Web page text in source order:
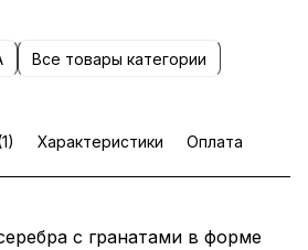
Все товары категории
Характеристики Оплата
с гранатами в форме